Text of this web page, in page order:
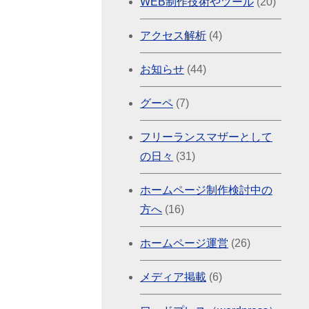
アクセス解析 (4)
お知らせ (44)
グーペ (7)
フリーランスマザーとして
の日々 (31)
ホームページ制作検討中の
方へ (16)
ホームページ運営 (26)
メディア掲載 (6)